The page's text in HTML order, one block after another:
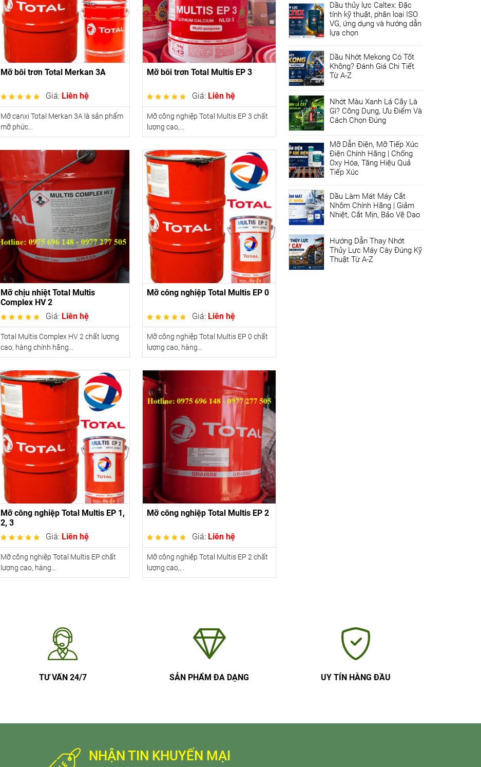
Mỡ bôi trơn Total Merkan 3A
Giá: Liên hệ
Mỡ canxi Total Merkan 3A là sản phẩm
mỡ phức...
Mỡ bôi trơn Total Multis EP 3
Giá: Liên hệ
Mỡ công nghiệp Total Multis EP 3 chất
lượng cao,...
Mỡ chịu nhiệt Total Multis
Complex HV 2
Giá: Liên hệ
Total Multis Complex HV 2 chất lượng
cao, hàng chính hãng...
Mỡ công nghiệp Total Multis EP 0
Giá: Liên hệ
Mỡ công nghiệp Total Multis EP 0 chất
lượng cao, hàng...
Mỡ công nghiệp Total Multis EP 1,
2, 3
Giá: Liên hệ
Mỡ công nghiệp Total Multis EP chất
lượng cao, hàng...
Mỡ công nghiệp Total Multis EP 2
Giá: Liên hệ
Mỡ công nghiệp Total Multis EP 2 chất
lượng cao,...
Dầu thủy lực Caltex: Đặc
tính kỹ thuật, phân loại ISO
VG, ứng dụng và hướng dẫn
lựa chọn
Dầu Nhớt Mekong Có Tốt
Không? Đánh Giá Chi Tiết
Từ A-Z
Nhớt Màu Xanh Lá Cây Là
Gì? Công Dụng, Ưu Điểm Và
Cách Chọn Đúng
Mỡ Dẫn Điện, Mỡ Tiếp Xúc
Điện Chính Hãng | Chống
Oxy Hóa, Tăng Hiệu Quả
Tiếp Xúc
Dầu Làm Mát Máy Cắt
Nhôm Chính Hãng | Giảm
Nhiệt, Cắt Mịn, Bảo Vệ Dao
Hướng Dẫn Thay Nhớt
Thủy Lực Máy Cày Đúng Kỹ
Thuật Từ A-Z
TƯ VẤN 24/7 SẢN PHẨM ĐA DẠNG UY TÍN HÀNG ĐẦU
NHẬN TIN KHUYẾN MẠI